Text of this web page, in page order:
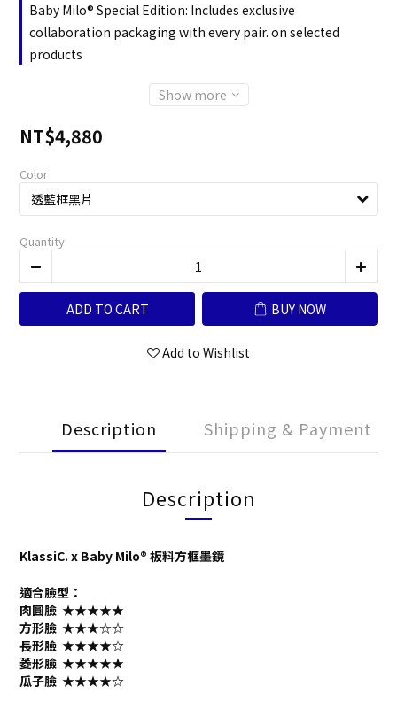
Baby Milo® Special Edition: Includes exclusive
collaboration packaging with every pair. on selected
products
Show more
NT$4,880
Color
Quantity
ADD TO CART BUY NOW
Add to Wishlist
Description Shipping & Payment
Description
KlassiC. x Baby Milo® 板料方框墨鏡
適合臉型：
肉圓臉 ★★★★★
方形臉 ★★★☆☆
長形臉 ★★★★☆
菱形臉 ★★★★★
瓜子臉 ★★★★☆